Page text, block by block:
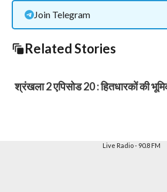
Join Telegram
Related Stories
श्रंखला 2 एपिसोड 20 : हितधारकों की
Live Radio - 90.8 FM